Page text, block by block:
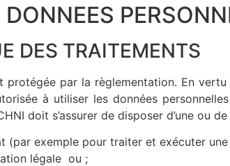
DES TRAITEMENTS
protégée par la règlementation. En
à utiliser les données
doit s’assurer de disposer d’une ou
(par exemple pour traiter et exécuter
légale ou ;